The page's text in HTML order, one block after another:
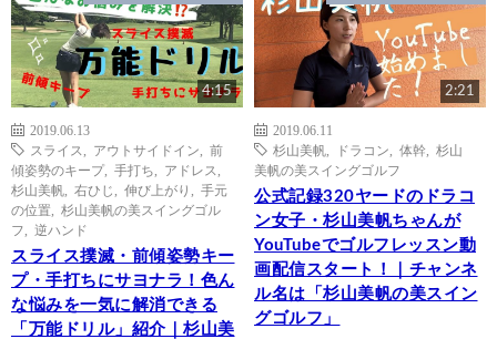
4:15
2019.06.13
スライス
アウトサイドイン
前
傾姿勢のキープ, 手打ち アドレス
杉山美帆
右ひじ 伸び上がり
手元
の位置
杉山美帆の美スイングゴル
フ
逆ハンド
スライス撲滅・前傾姿勢キー
プ・手打ちにサヨナラ！色ん
な悩みを一気に解消できる
「万能ドリル」紹介｜杉山美
2:21
2019.06.11
杉山美帆
ドラコン 体幹
杉山
美帆の美スイングゴルフ
公式記録320ヤードのドラコ
ン女子・杉山美帆ちゃんが
YouTubeでゴルフレッスン動
画配信スタート！｜チャンネ
ル名は「杉山美帆の美スイン
グゴルフ」